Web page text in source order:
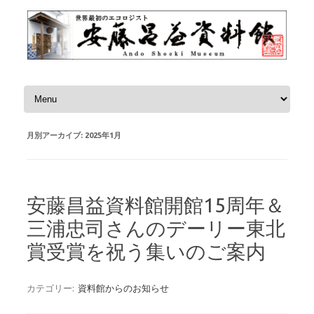
コンテンツへスキップ
月別アーカイブ: 2025年1月
安藤昌益資料館開館15周年＆
三浦忠司さんのデーリー東北
賞受賞を祝う集いのご案内
カテゴリー: 資料館からのお知らせ